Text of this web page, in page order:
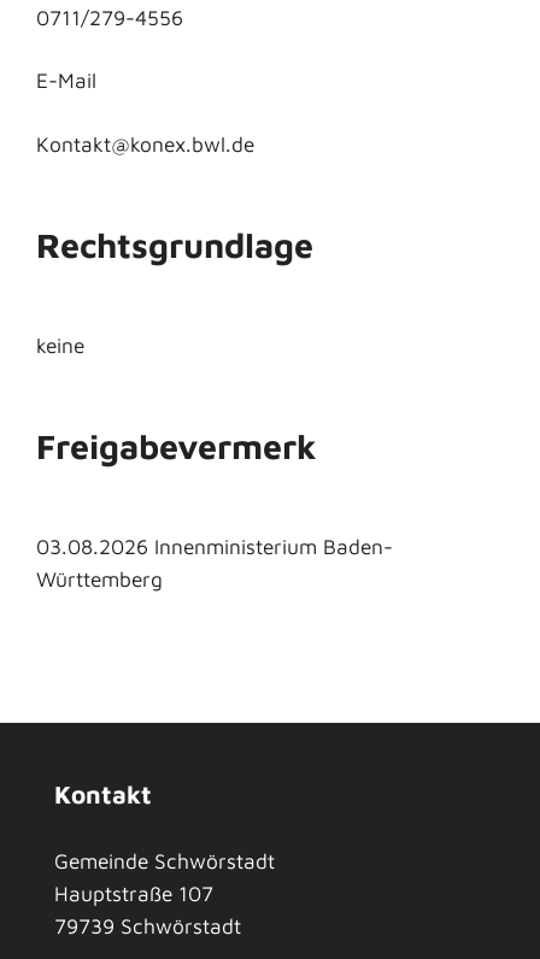
0711/279-4556
E-Mail
Kontakt@konex.bwl.de
Rechtsgrundlage
keine
Freigabevermerk
03.08.2026 Innenministerium Baden-
Württemberg
Kontakt
Gemeinde Schwörstadt
Hauptstraße 107
79739 Schwörstadt